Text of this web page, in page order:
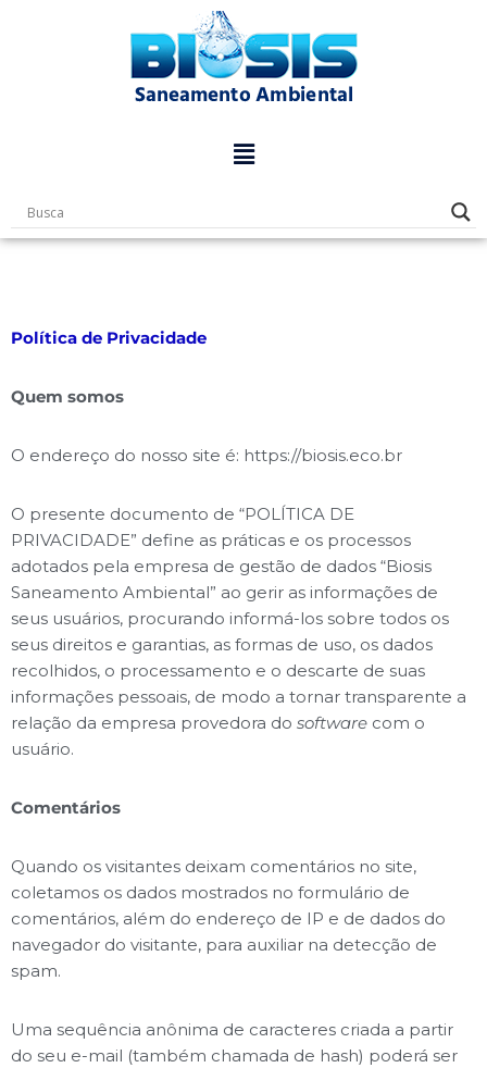
Política de Privacidade
Quem somos
O endereço do nosso site é: https://biosis.eco.br
O presente documento de “POLÍTICA DE
PRIVACIDADE” define as práticas e os processos
adotados pela empresa de gestão de dados “Biosis
Saneamento Ambiental” ao gerir as informações de
seus usuários, procurando informá-los sobre todos os
seus direitos e garantias, as formas de uso, os dados
recolhidos, o processamento e o descarte de suas
informações pessoais, de modo a tornar transparente a
relação da empresa provedora do software com o
usuário.
Comentários
Quando os visitantes deixam comentários no site,
coletamos os dados mostrados no formulário de
comentários, além do endereço de IP e de dados do
navegador do visitante, para auxiliar na detecção de
spam.
Uma sequência anônima de caracteres criada a partir
do seu e-mail (também chamada de hash) poderá ser